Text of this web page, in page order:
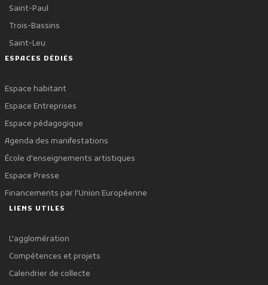
Saint-Paul
Trois-Bassins
Saint-Leu
ESPACES DÉDIÉS
Espace habitant
Espace Entreprises
Espace pédagogique
Agenda des manifestations
École d'enseignements artistiques
Espace Presse
Financements par l'Union Européenne
LIENS UTILES
L'agglomération
Compétences et projets
Calendrier de collecte